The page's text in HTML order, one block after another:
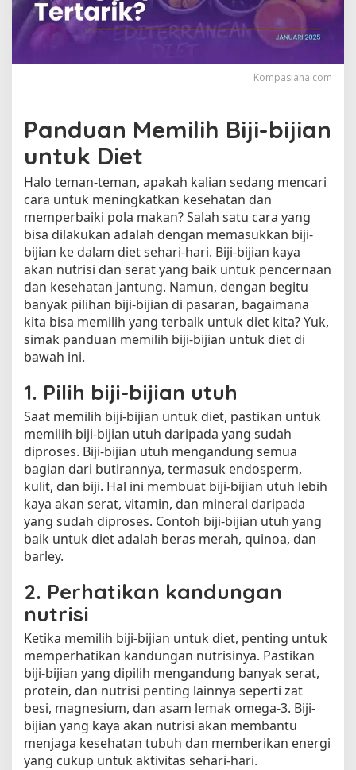
j
i
n
u
n
u
k
D
i
e
t
Kompasiana.com
Panduan Memilih Biji-bijian
untuk Diet
Halo teman-teman, apakah kalian sedang mencari
cara untuk meningkatkan kesehatan dan
memperbaiki pola makan? Salah satu cara yang
bisa dilakukan adalah dengan memasukkan biji-
bijian ke dalam diet sehari-hari. Biji-bijian kaya
akan nutrisi dan serat yang baik untuk pencernaan
dan kesehatan jantung. Namun, dengan begitu
banyak pilihan biji-bijian di pasaran, bagaimana
kita bisa memilih yang terbaik untuk diet kita? Yuk,
simak panduan memilih biji-bijian untuk diet di
bawah ini.
1. Pilih biji-bijian utuh
Saat memilih biji-bijian untuk diet, pastikan untuk
memilih biji-bijian utuh daripada yang sudah
diproses. Biji-bijian utuh mengandung semua
bagian dari butirannya, termasuk endosperm,
kulit, dan biji. Hal ini membuat biji-bijian utuh lebih
kaya akan serat, vitamin, dan mineral daripada
yang sudah diproses. Contoh biji-bijian utuh yang
baik untuk diet adalah beras merah, quinoa, dan
barley.
2. Perhatikan kandungan
nutrisi
Ketika memilih biji-bijian untuk diet, penting untuk
memperhatikan kandungan nutrisinya. Pastikan
biji-bijian yang dipilih mengandung banyak serat,
protein, dan nutrisi penting lainnya seperti zat
besi, magnesium, dan asam lemak omega-3. Biji-
bijian yang kaya akan nutrisi akan membantu
menjaga kesehatan tubuh dan memberikan energi
yang cukup untuk aktivitas sehari-hari.